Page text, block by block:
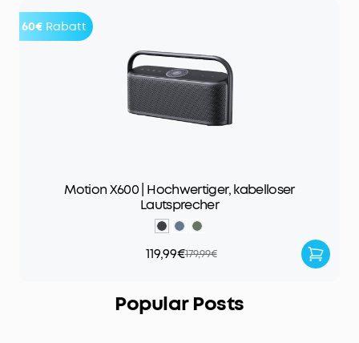
60€ Rabatt
Motion X600 | Hochwertiger, kabelloser
Lautsprecher
119,99€179,99€
Popular Posts